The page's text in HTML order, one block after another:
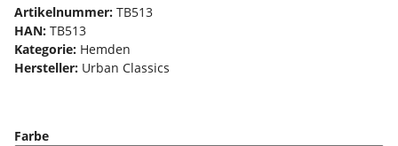
Artikelnummer: TB513
HAN: TB513
Kategorie: Hemden
Hersteller: Urban Classics
Farbe